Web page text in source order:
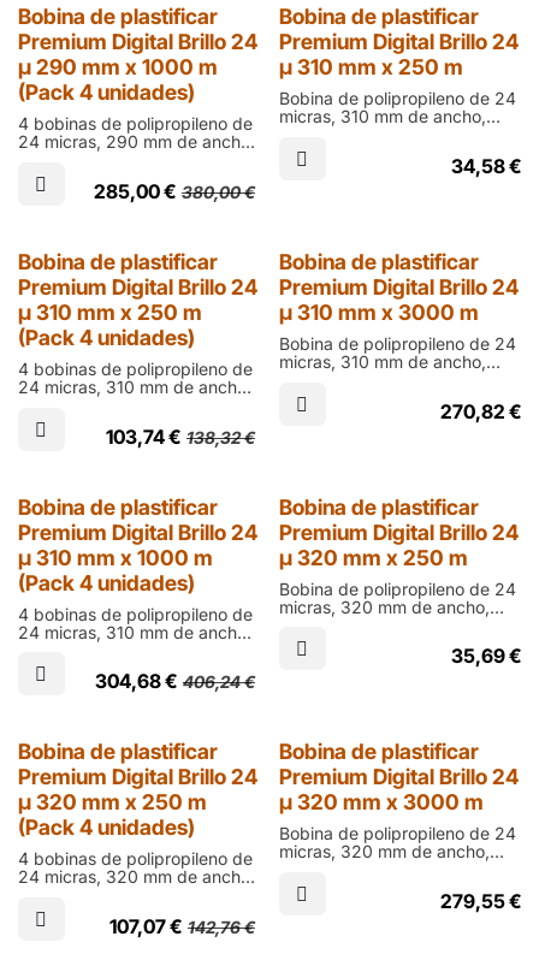
25% Dto.
Bobina de plastificar
Premium Digital Brillo 24
µ 290 mm x 1000 m
(Pack 4 unidades)
4 bobinas de polipropileno de
24 micras, 290 mm de ancho,
mm en acabado brillo
285,00€ 380,00€
Bobina de plastificar
Premium Digital Brillo 24
µ 310 mm x 250 m
Bobina de polipropileno de 24
micras, 310 mm de ancho,
mm en acabado brillo para
laminar documentos impresos
34,58€
25% Dto.
Bobina de plastificar
Premium Digital Brillo 24
µ 310 mm x 250 m
(Pack 4 unidades)
4 bobinas de polipropileno de
24 micras, 310 mm de ancho,
mm en acabado brillo para
laminar documentos impresos
103,74€ 138,32€
Bobina de plastificar
Premium Digital Brillo 24
µ 310 mm x 3000 m
Bobina de polipropileno de 24
micras, 310 mm de ancho,
mm en acabado brillo para
laminar documentos impresos
270,82 €
25% Dto.
Bobina de plastificar
Premium Digital Brillo 24
µ 310 mm x 1000 m
(Pack 4 unidades)
4 bobinas de polipropileno de
24 micras, 310 mm de ancho,
mm en acabado brillo para
laminar documentos impresos
304,68€ 406,24€
Bobina de plastificar
Premium Digital Brillo 24
µ 320 mm x 250 m
Bobina de polipropileno de 24
micras, 320 mm de ancho,
mm en acabado brillo para
laminar documentos impresos
35,69€
25% Dto.
Bobina de plastificar
Premium Digital Brillo 24
µ 320 mm x 250 m
(Pack 4 unidades)
4 bobinas de polipropileno de
24 micras, 320 mm de ancho,
mm en acabado brillo para
laminar documentos impresos
107,07€ 142,76€
Bobina de plastificar
Premium Digital Brillo 24
µ 320 mm x 3000 m
Bobina de polipropileno de 24
micras, 320 mm de ancho,
mm en acabado brillo para
laminar documentos impresos
279,55€